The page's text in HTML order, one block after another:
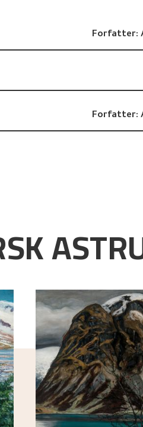
Forfatter:
Forfatter: